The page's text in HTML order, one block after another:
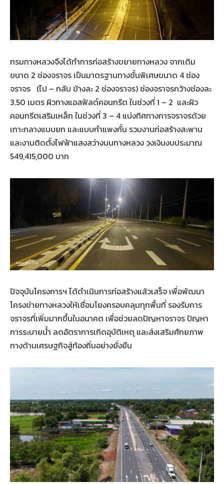
กรมทางหลวงจึงได้ทำการก่อสร้างขยายทางหลวง จากเดิม
ขนาด 2 ช่องจราจร เป็นมาตรฐานทางชั้นพิเศษขนาด 4 ช่อง
จราจร (ไป – กลับ ข้างละ 2 ช่องจราจร) ช่องจราจรกว้างช่องละ
3.50 เมตร ผิวทางแอสฟัลต์คอนกรีต ในช่วงที่ 1 – 2 และผิว
คอนกรีตเสริมเหล็ก ในช่วงที่ 3 – 4 แบ่งทิศทางการจราจรด้วย
เกาะกลางแบบยก และแบบกำแพงกั้น รวมงานก่อสร้างสะพาน
และงานติดตั้งไฟฟ้าแสงสว่างบนทางหลวง วงเงินงบประมาณ
549,415,000 บาท
ปัจจุบันโครงการฯ ได้ดำเนินการก่อสร้างแล้วเสร็จ เพื่อพัฒนา
โครงข่ายทางหลวงให้เชื่อมโยงครอบคลุมทุกพื้นที่ รองรับการ
จราจรที่เพิ่มมากขึ้นในอนาคต เพื่อช่วยลดปัญหาจราจร ปัญหา
การระบายน้ำ ลดอัตราการเกิดอุบัติเหตุ และส่งเสริมศักยภาพ
ทางด้านเศรษฐกิจสู่ท้องถิ่นอย่างยั่งยืน